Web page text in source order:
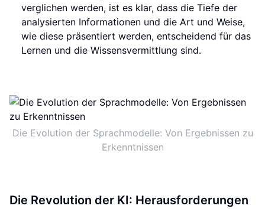
verglichen werden, ist es klar, dass die Tiefe der
analysierten Informationen und die Art und Weise,
wie diese präsentiert werden, entscheidend für das
Lernen und die Wissensvermittlung sind.
Die Evolution der Sprachmodelle: Von Ergebnissen zu
Erkenntnissen
Die Revolution der KI: Herausforderungen